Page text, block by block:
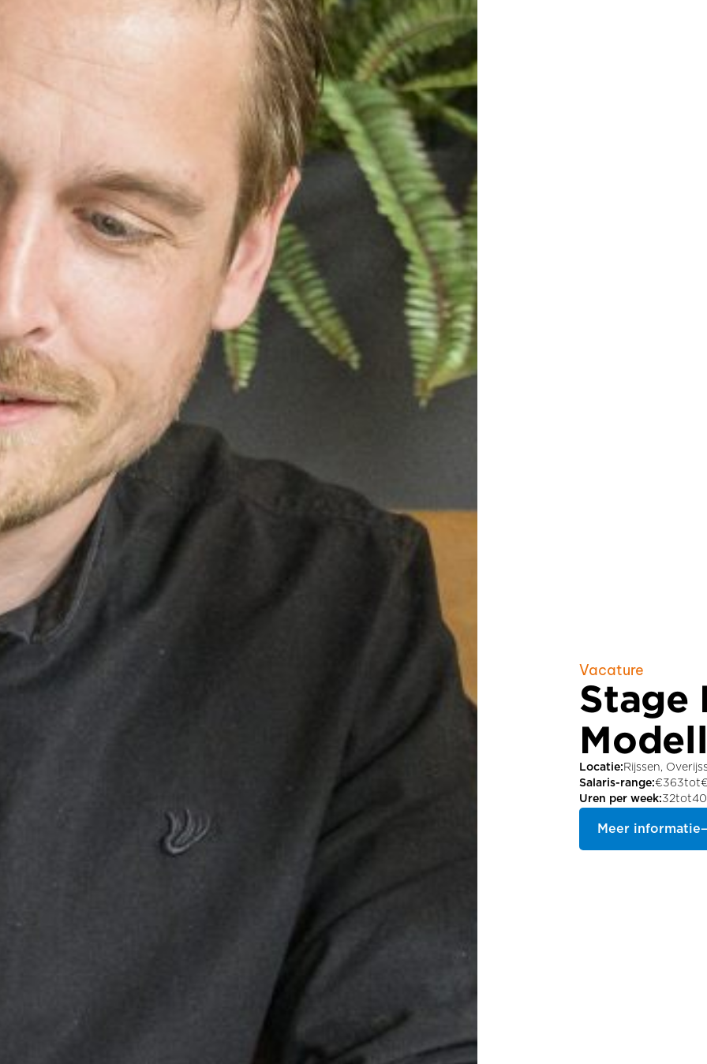
Vacature
Stage
Locatie: Rijssen,
Salaris-range:€363tot
Uren per week:32tot40
Meer informatie